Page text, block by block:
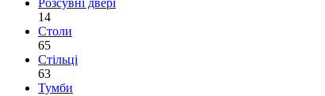
14
Столи
65
Стільці
63
Тумби